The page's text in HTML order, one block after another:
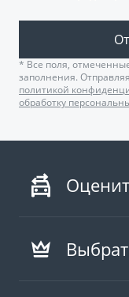
* Все поля,
заполнения.
политикой
обработку